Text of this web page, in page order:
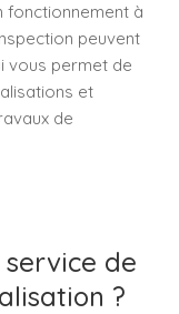
fonctionnement à
peuvent
vous permet de
et
de
de
?